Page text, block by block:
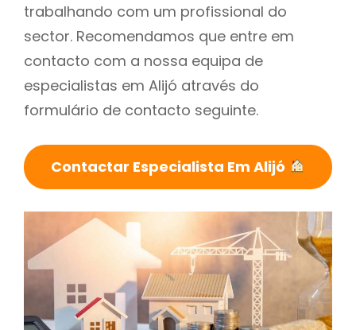
trabalhando com um profissional do
sector. Recomendamos que entre em
contacto com a nossa equipa de
especialistas em Alijó através do
formulário de contacto seguinte.
Contactar Especialista Em Alijó